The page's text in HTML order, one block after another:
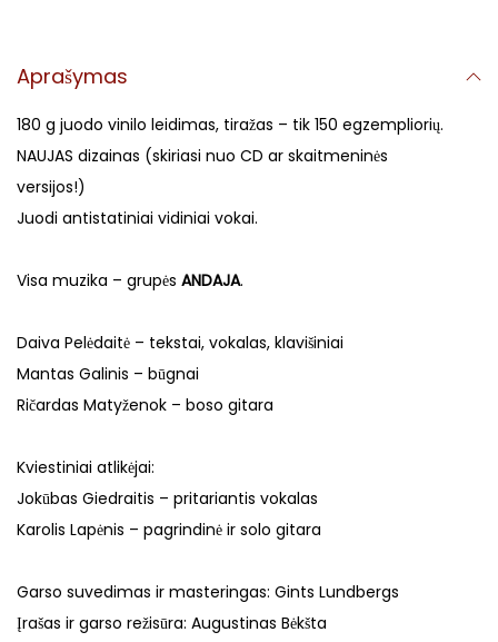
Aprašymas
180 g juodo vinilo leidimas, tiražas – tik 150 egzempliorių.
NAUJAS dizainas (skiriasi nuo CD ar skaitmeninės
versijos!)
Juodi antistatiniai vidiniai vokai.
Visa muzika – grupės ANDAJA.
Daiva Pelėdaitė – tekstai, vokalas, klavišiniai
Mantas Galinis – būgnai
Ričardas Matyženok – boso gitara
Kviestiniai atlikėjai:
Jokūbas Giedraitis – pritariantis vokalas
Karolis Lapėnis – pagrindinė ir solo gitara
Garso suvedimas ir masteringas: Gints Lundbergs
Įrašas ir garso režisūra: Augustinas Bėkšta